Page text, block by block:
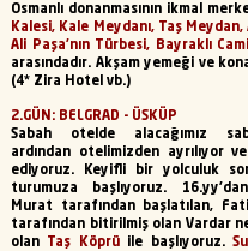
Osmanlı donanmasının ikmal
Kalesi, Kale Meydanı, Taş
Ali Paşa'nın Türbesi, Bayraklı
arasındadır. Akşam yemeği ve
(4* Zira Hotel vb.)
2.GÜN: BELGRAD - ÜSKÜP
Sabah otelde alacağımız
ardından otelimizden ayrılıyor ve
ediyoruz. Keyifli bir yolculuk
turumuza başlıyoruz.
Murat tarafından başlatılan,
tarafından bitirilmiş olan Vardar
olan
Taş Köprü ile başlıyoruz.